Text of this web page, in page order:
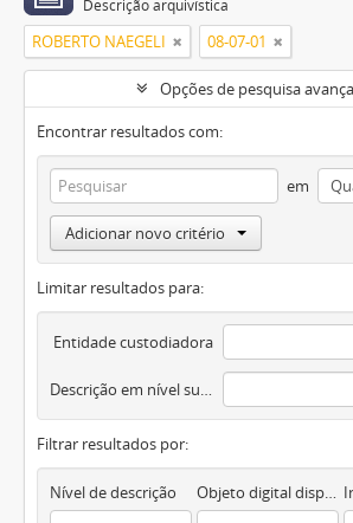
Descrição arquivística
ROBERTO NAEGELI 08-07-01
Opções de pesquisa
Encontrar resultados com:
em
Adicionar novo critério
Limitar resultados para:
Entidade custodiadora
Descrição em nível superior
Filtrar resultados por:
Nível de descrição Objeto digital disponível